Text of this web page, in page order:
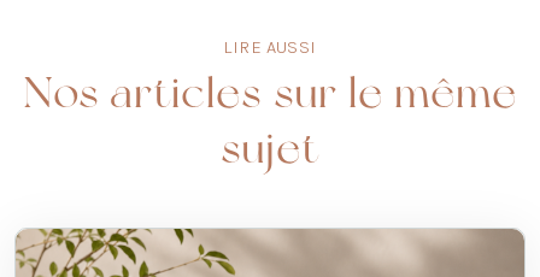
LIRE AUSSI
Nos articles sur le même
sujet